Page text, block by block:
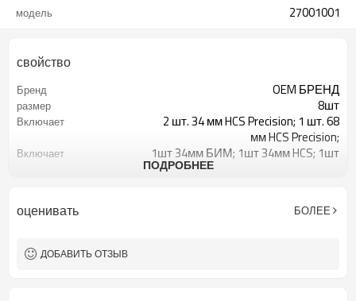
модель 27001001
свойство
Бренд OEM БРЕНД
размер 8шт
Включает
2 шт. 34 мм HCS Precision; 1 шт. 68
мм HCS Precision;
Включает
1шт 34мм БИМ; 1шт 34мм HCS; 1шт
Тип хвостовика
Открытый тип, универсальный
Рекомендуемый рынок
Заявление
ПОДРОБНЕЕ
оценивать БОЛЕЕ
ДОБАВИТЬ ОТЗЫВ